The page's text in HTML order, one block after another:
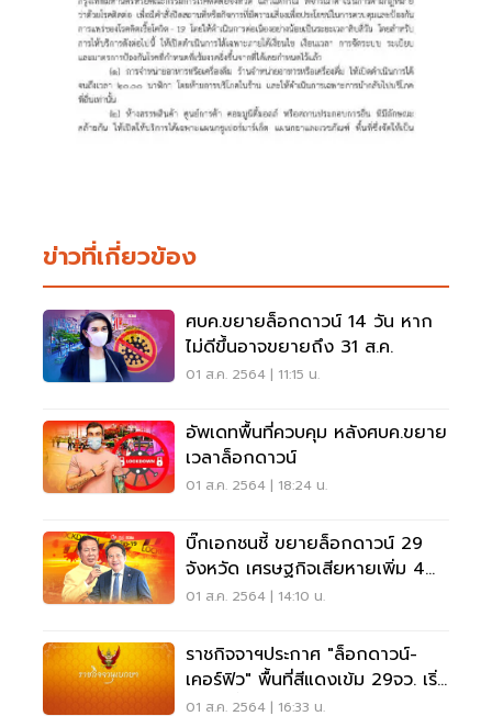
ข่าวที่เกี่ยวข้อง
ศบค.ขยายล็อกดาวน์ 14 วัน หาก
ไม่ดีขึ้นอาจขยายถึง 31 ส.ค.
01 ส.ค. 2564 | 11:15 น.
อัพเดทพื้นที่ควบคุม หลังศบค.ขยาย
เวลาล็อกดาวน์
01 ส.ค. 2564 | 18:24 น.
บิ๊กเอกชนชี้ ขยายล็อกดาวน์ 29
จังหวัด เศรษฐกิจเสียหายเพิ่ม 4
แสนล้าน
01 ส.ค. 2564 | 14:10 น.
ราชกิจจาฯประกาศ "ล็อกดาวน์-
เคอร์ฟิว" พื้นที่สีแดงเข้ม 29จว. เริ่ม
3 ส.ค.นี้
01 ส.ค. 2564 | 16:33 น.